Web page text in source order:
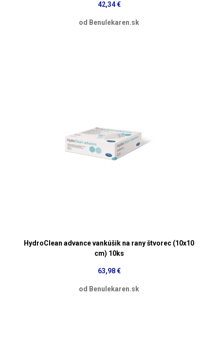
42,34 €
od Benulekaren.sk
HydroClean advance vankúšik na rany štvorec (10x10
cm) 10ks
63,98 €
od Benulekaren.sk